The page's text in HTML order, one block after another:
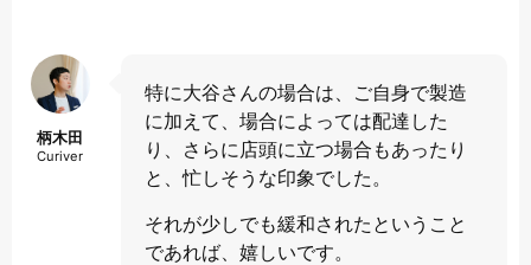
柄木田
Curiver
特に大谷さんの場合は、ご自身で製造
に加えて、場合によっては配達した
り、さらに店頭に立つ場合もあったり
と、忙しそうな印象でした。
それが少しでも緩和されたということ
であれば、嬉しいです。